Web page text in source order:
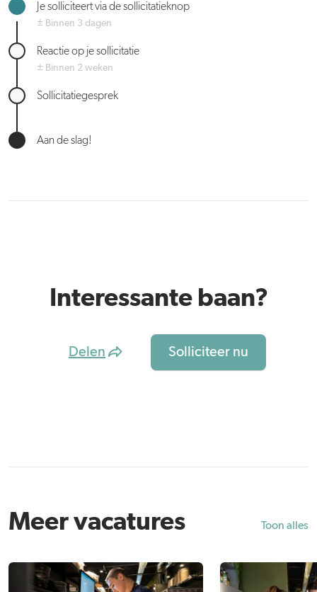
Je solliciteert via de sollicitatieknop
± Binnen 3 dagen
Reactie op je sollicitatie
± Binnen 2 weken
Sollicitatiegesprek
Aan de slag!
Interessante baan?
Delen Solliciteer nu
Meer vacatures Toon alles